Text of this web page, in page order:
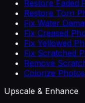
Restore Faded
Restore Torn
Fix Water
Fix Creased
Fix Yellowed
Fix Scratched
Remove
Colorize Photos
Upscale & Enhance